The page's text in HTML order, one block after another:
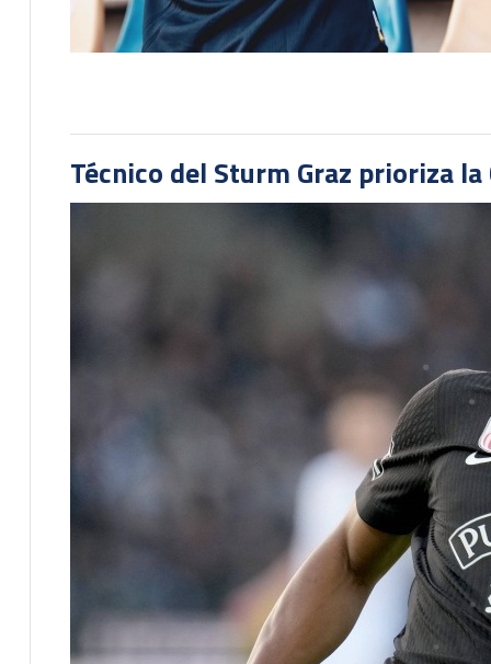
Técnico del Sturm Graz prioriza